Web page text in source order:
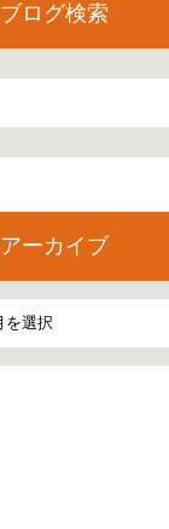
ブログ検索
アーカイブ